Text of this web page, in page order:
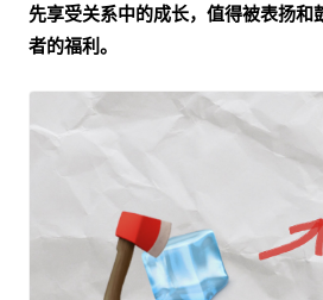
先享受关系中的成长，值得被表扬和
者的福利。